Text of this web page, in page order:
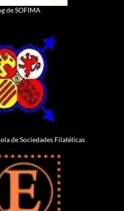
de SOFIMA
de Sociedades Filatélicas